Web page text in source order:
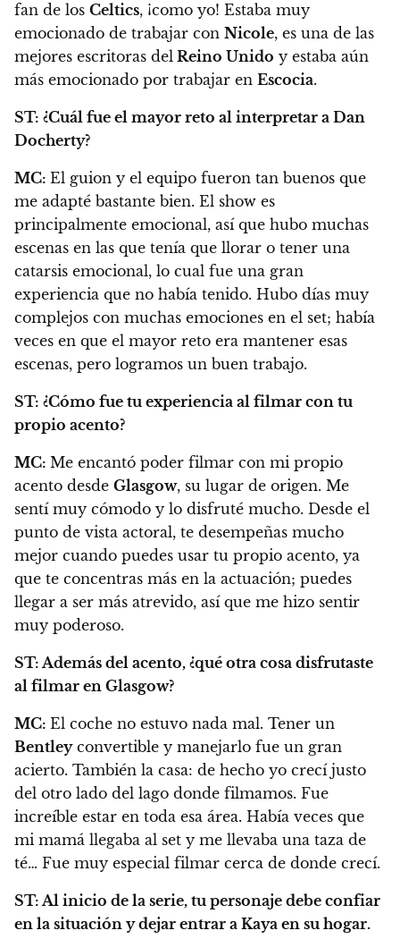
fan de los Celtics, ¡como yo! Estaba muy
emocionado de trabajar con Nicole, es una de las
mejores escritoras del Reino Unido y estaba aún
más emocionado por trabajar en Escocia.
ST: ¿Cuál fue el mayor reto al interpretar a Dan
Docherty?
MC: El guion y el equipo fueron tan buenos que
me adapté bastante bien. El show es
principalmente emocional, así que hubo muchas
escenas en las que tenía que llorar o tener una
catarsis emocional, lo cual fue una gran
experiencia que no había tenido. Hubo días muy
complejos con muchas emociones en el set; había
veces en que el mayor reto era mantener esas
escenas, pero logramos un buen trabajo.
ST: ¿Cómo fue tu experiencia al filmar con tu
propio acento?
MC: Me encantó poder filmar con mi propio
acento desde Glasgow, su lugar de origen. Me
sentí muy cómodo y lo disfruté mucho. Desde el
punto de vista actoral, te desempeñas mucho
mejor cuando puedes usar tu propio acento, ya
que te concentras más en la actuación; puedes
llegar a ser más atrevido, así que me hizo sentir
muy poderoso.
ST: Además del acento, ¿qué otra cosa disfrutaste
al filmar en Glasgow?
MC: El coche no estuvo nada mal. Tener un
Bentleyconvertible y manejarlo fue un gran
acierto. También la casa: de hecho yo crecí justo
del otro lado del lago donde filmamos. Fue
increíble estar en toda esa área. Había veces que
mi mamá llegaba al set y me llevaba una taza de
té… Fue muy especial filmar cerca de donde crecí.
ST:Al inicio de la serie, tu personaje debe confiar
en la situación y dejar entrar a Kaya en su hogar.